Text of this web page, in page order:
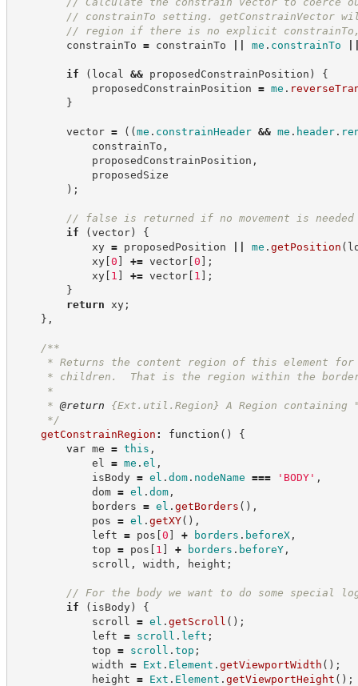
// constrainTo setting. getConstrainVector
// region if there is no explicit constrainTo,
constrainTo = constrainTo me . constrainTo
if ( local && proposedConstrainPosition )
{
proposedConstrainPosition = me .
}
vector = ( (me . constrainHeader && me . header.
constrainTo ,
proposedConstrainPosition ,
proposedSize
) ;
// false is returned if no movement is needed
if
(vector)
{
xy = proposedPosition me . getPosition (
xy[0 ] += vector[0 ] ;
xy[ 1 ] += vector[ 1 ] ;
}
return xy;
} ,
/**
* Returns the content region of this element for
* children.  That is the region within the
*
* @return {Ext.util.Region}
A Region
*/
getConstrainRegion : function ( )
{
var me = this ,
el = me . el ,
isBody = el . dom. nodeName === ' BODY' ,
dom = el . dom,
borders = el . getBorders ( ) ,
pos = el . getXY( ) ,
left = pos [0 ] + borders . beforeX,
top = pos [ 1 ] + borders . beforeY,
scroll , width , height ;
// For the body we want to do some special
if
( isBody)
{
scroll = el . getScroll ( ) ;
left = scroll . left ;
top = scroll . top ;
width = Ext . Element . getViewportWidth ( ) ;
height = Ext . Element . getViewportHeight ( ) ;